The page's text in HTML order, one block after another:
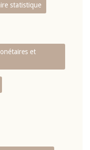
statistique
et